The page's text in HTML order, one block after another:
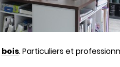
bois. Particuliers et